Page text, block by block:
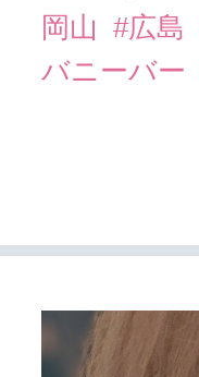
岡山
#広島
バニーバー